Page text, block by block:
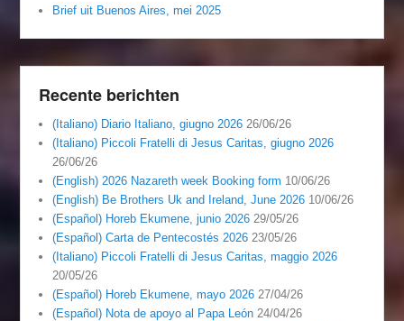
Brief uit Buenos Aires, mei 2025
Recente berichten
(Italiano) Diario Italiano, giugno 2026 26/06/26
(Italiano) Piccoli Fratelli di Jesus Caritas, giugno 2026
26/06/26
(English) 2026 Nazareth week Booking form 10/06/26
(English) Be Brothers Uk and Ireland, June 2026 10/06/26
(Español) Horeb Ekumene, junio 2026 29/05/26
(Español) Carta de Pentecostés 2026 23/05/26
(Italiano) Piccoli Fratelli di Jesus Caritas, maggio 2026
20/05/26
(Español) Horeb Ekumene, mayo 2026 27/04/26
(Español) Nota de apoyo al Papa León 24/04/26